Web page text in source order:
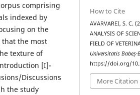
comprising
indexed by
on the
that the most
texture of
[I]-
Discussions
the study
How to Cite
AVARVAREI, S. C.
ANALYSIS OF
FIELD OF
Universitatis
https://doi.org/
More Citation